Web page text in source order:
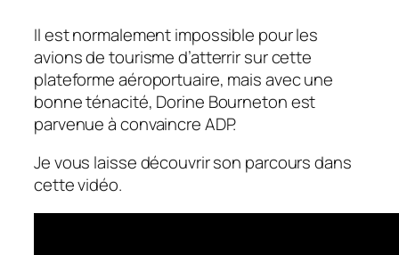
Il est normalement impossible pour les
avions de tourisme d’atterrir sur cette
plateforme aéroportuaire, mais avec une
bonne ténacité, Dorine Bourneton est
parvenue à convaincre ADP.
Je vous laisse découvrir son parcours dans
cette vidéo.